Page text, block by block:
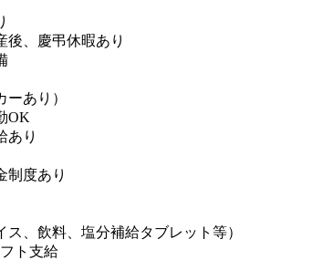
後、慶弔休暇あり
ーあり）
OK
あり
制度あり
ス、飲料、塩分補給タブレット等）
ト支給